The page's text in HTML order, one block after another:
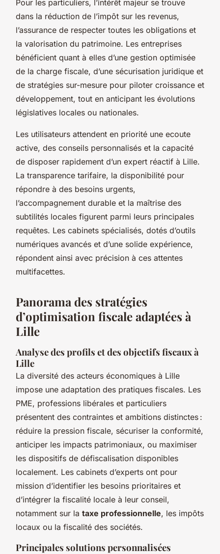
Pour les particuliers, l’intérêt majeur se trouve
dans la réduction de l’impôt sur les revenus,
l’assurance de respecter toutes les obligations et
la valorisation du patrimoine. Les entreprises
bénéficient quant à elles d’une gestion optimisée
de la charge fiscale, d’une sécurisation juridique et
de stratégies sur-mesure pour piloter croissance et
développement, tout en anticipant les évolutions
législatives locales ou nationales.
Les utilisateurs attendent en priorité une ecoute
active, des conseils personnalisés et la capacité
de disposer rapidement d’un expert réactif à Lille.
La transparence tarifaire, la disponibilité pour
répondre à des besoins urgents,
l’accompagnement durable et la maîtrise des
subtilités locales figurent parmi leurs principales
requêtes. Les cabinets spécialisés, dotés d’outils
numériques avancés et d’une solide expérience,
répondent ainsi avec précision à ces attentes
multifacettes.
Panorama des stratégies
d’optimisation fiscale adaptées à
Lille
Analyse des profils et des objectifs fiscaux à
Lille
La diversité des acteurs économiques à Lille
impose une adaptation des pratiques fiscales. Les
PME, professions libérales et particuliers
présentent des contraintes et ambitions distinctes :
réduire la pression fiscale, sécuriser la conformité,
anticiper les impacts patrimoniaux, ou maximiser
les dispositifs de défiscalisation disponibles
localement. Les cabinets d’experts ont pour
mission d’identifier les besoins prioritaires et
d’intégrer la fiscalité locale à leur conseil,
notamment sur la taxe professionnelle, les impôts
locaux ou la fiscalité des sociétés.
Principales solutions personnalisées